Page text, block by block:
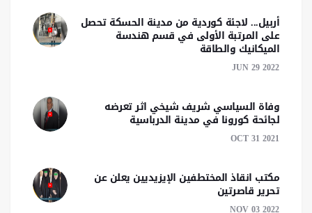
أربيل... لاجئة كوردية من مدينة الحسكة تحصل
على المرتبة الأولى في قسم هندسة
الميكانيك والطاقة
JUN 29 2022
وفاة السياسي شريف شيخي اثر تعرضه
لجائحة كورونا في مدينة الدرباسية
OCT 31 2021
مكتب انقاذ المختطفين الإيزيديين يعلن عن
تحرير قاصرتين
NOV 03 2022